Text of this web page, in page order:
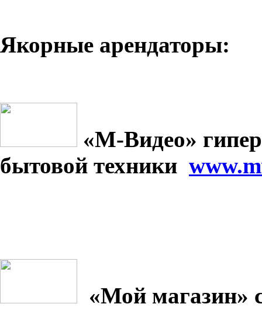
Якорные арендаторы:
«М-Видео»
бытовой техники
«Мой магазин»